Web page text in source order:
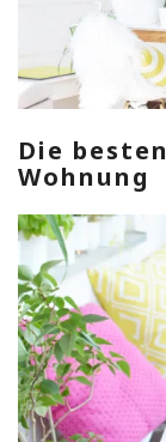
Die
Wohnung